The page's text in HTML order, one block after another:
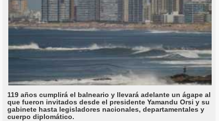
119 años cumplirá el balneario y llevará adelante un ágape al
que fueron invitados desde el presidente Yamandu Orsi y su
gabinete hasta legisladores nacionales, departamentales y
cuerpo diplomático.